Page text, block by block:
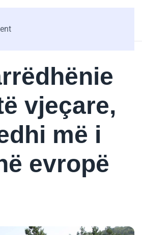
vjeçare,
më i
evropë